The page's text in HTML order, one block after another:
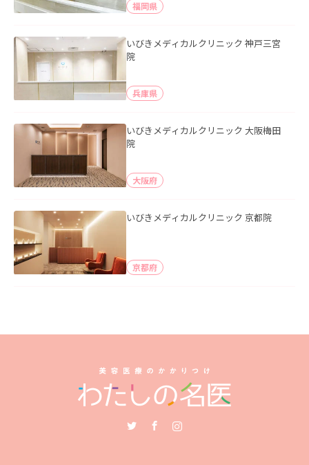
福岡県
いびきメディカルクリニック 神戸三宮
院
兵庫県
いびきメディカルクリニック 大阪梅田
院
大阪府
いびきメディカルクリニック 京都院
京都府